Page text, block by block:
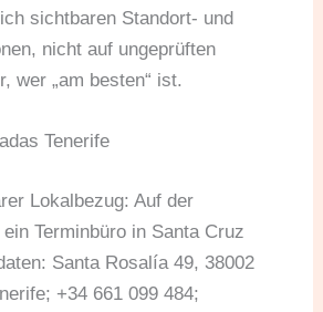
sichtbaren Standort- und
nicht auf ungeprüften
wer „am besten“ ist.
Tenerife
Lokalbezug: Auf der
Terminbüro in Santa Cruz
Santa Rosalía 49, 38002
+34 661 099 484;